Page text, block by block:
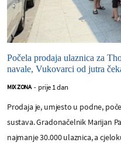
Počela prodaja ulaznica za
navale, Vukovarci od jutra
MIX ZONA - prije 1 dan
Prodaja je, umjesto u podne,
sustava. Gradonačelnik Marijan
najmanje 30.000 ulaznica, a